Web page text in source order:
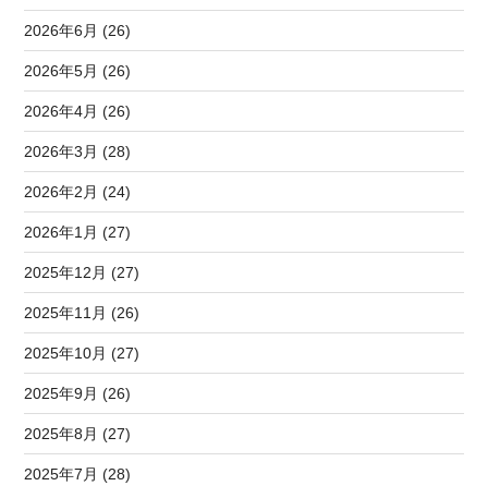
2026年6月 (26)
2026年5月 (26)
2026年4月 (26)
2026年3月 (28)
2026年2月 (24)
2026年1月 (27)
2025年12月 (27)
2025年11月 (26)
2025年10月 (27)
2025年9月 (26)
2025年8月 (27)
2025年7月 (28)